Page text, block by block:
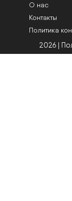
О нас
Контакты
Политика
2026 |